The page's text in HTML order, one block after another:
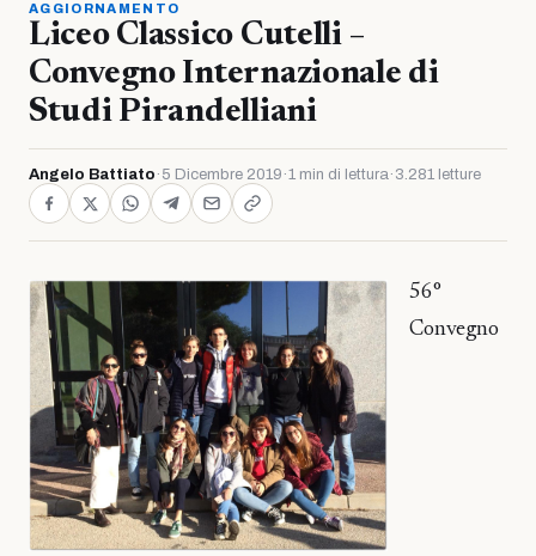
AGGIORNAMENTO
Liceo Classico Cutelli –
Convegno Internazionale di
Studi Pirandelliani
Angelo Battiato · 5 Dicembre 2019 ·1 min di lettura· 3.281 letture
56°
Convegno